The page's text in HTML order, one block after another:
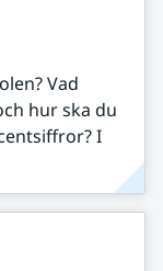
Vad
hur ska du
I